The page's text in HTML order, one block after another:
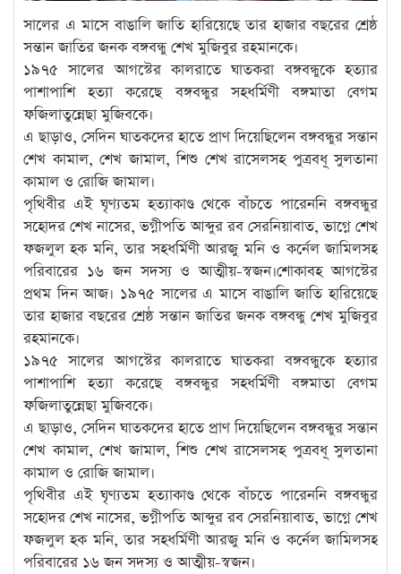
সালের এ মাসে বাঙালি জাতি হারিয়েছে তার হাজার বছরের শ্রেষ্ঠ
সন্তান জাতির জনক বঙ্গবন্ধু শেখ মুজিবুর রহমানকে।
১৯৭৫ সালের আগস্টের কালরাতে ঘাতকরা বঙ্গবন্ধুকে হত্যার
পাশাপাশি হত্যা করেছে বঙ্গবন্ধুর সহধর্মিণী বঙ্গমাতা বেগম
ফজিলাতুন্নেছা মুজিবকে।
এ ছাড়াও, সেদিন ঘাতকদের হাতে প্রাণ দিয়েছিলেন বঙ্গবন্ধুর সন্তান
শেখ কামাল, শেখ জামাল, শিশু শেখ রাসেলসহ পুত্রবধূ সুলতানা
কামাল ও রোজি জামাল।
পৃথিবীর এই ঘৃণ্যতম হত্যাকাণ্ড থেকে বাঁচতে পারেননি বঙ্গবন্ধুর
সহোদর শেখ নাসের, ভগ্নীপতি আব্দুর রব সেরনিয়াবাত, ভাগ্নে শেখ
ফজলুল হক মনি, তার সহধর্মিণী আরজু মনি ও কর্নেল জামিলসহ
পরিবারের ১৬ জন সদস্য ও আত্মীয়-স্বজন।শোকাবহ আগস্টের
প্রথম দিন আজ। ১৯৭৫ সালের এ মাসে বাঙালি জাতি হারিয়েছে
তার হাজার বছরের শ্রেষ্ঠ সন্তান জাতির জনক বঙ্গবন্ধু শেখ মুজিবুর
রহমানকে।
১৯৭৫ সালের আগস্টের কালরাতে ঘাতকরা বঙ্গবন্ধুকে হত্যার
পাশাপাশি হত্যা করেছে বঙ্গবন্ধুর সহধর্মিণী বঙ্গমাতা বেগম
ফজিলাতুন্নেছা মুজিবকে।
এ ছাড়াও, সেদিন ঘাতকদের হাতে প্রাণ দিয়েছিলেন বঙ্গবন্ধুর সন্তান
শেখ কামাল, শেখ জামাল, শিশু শেখ রাসেলসহ পুত্রবধূ সুলতানা
কামাল ও রোজি জামাল।
পৃথিবীর এই ঘৃণ্যতম হত্যাকাণ্ড থেকে বাঁচতে পারেননি বঙ্গবন্ধুর
সহোদর শেখ নাসের, ভগ্নীপতি আব্দুর রব সেরনিয়াবাত, ভাগ্নে শেখ
ফজলুল হক মনি, তার সহধর্মিণী আরজু মনি ও কর্নেল জামিলসহ
পরিবারের ১৬ জন সদস্য ও আত্মীয়-স্বজন।